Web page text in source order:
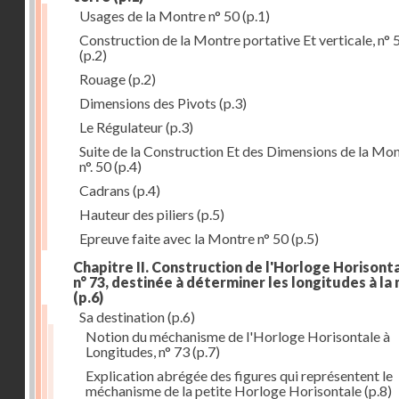
Usages de la Montre n° 50(p.1)
Construction de la Montre portative Et verticale, n°
(p.2)
Rouage(p.2)
Dimensions des Pivots (p.3)
Le Régulateur(p.3)
Suite de la Construction Et des Dimensions de la
n°. 50(p.4)
Cadrans (p.4)
Hauteur des piliers (p.5)
Epreuve faite avec la Montre n° 50(p.5)
Chapitre II. Construction de l'Horloge
n° 73, destinée à déterminer les longitudes à la
(p.6)
Sa destination(p.6)
Notion du méchanisme de l'Horloge Horisontale à
Longitudes, n° 73(p.7)
Explication abrégée des figures qui représentent le
méchanisme de la petite Horloge Horisontale(p.8)